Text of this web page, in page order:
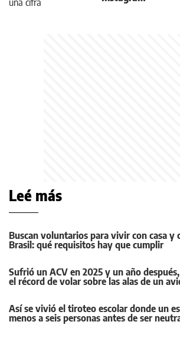
Leé más
Buscan voluntarios para vivir con casa y
Brasil: qué requisitos hay que cumplir
Sufrió un ACV en 2025 y un año
el récord de volar sobre las alas de un
Así se vivió el tiroteo escolar donde un
menos a seis personas antes de ser